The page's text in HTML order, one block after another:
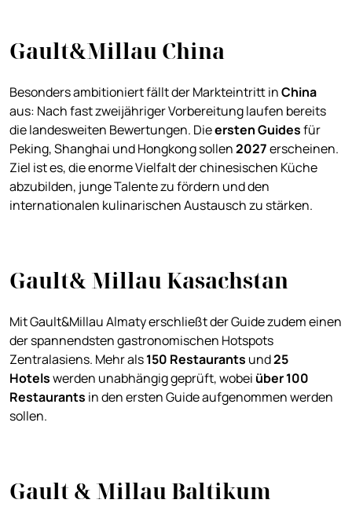
Gault&Millau China
Besonders ambitioniert fällt der Markteintritt inChina
aus: Nach fast zweijähriger Vorbereitung laufen bereits
die landesweiten Bewertungen. Dieersten Guidesfür
Peking, Shanghai und Hongkong sollen2027erscheinen.
Ziel ist es, die enorme Vielfalt der chinesischen Küche
abzubilden, junge Talente zu fördern und den
internationalen kulinarischen Austausch zu stärken.
Gault& Millau Kasachstan
Mit Gault&Millau Almaty erschließt der Guide zudem einen
der spannendsten gastronomischen Hotspots
Zentralasiens. Mehr als150 Restaurants und25
Hotelswerden unabhängig geprüft, wobei über 100
Restaurants in den ersten Guide aufgenommen werden
sollen.
Gault & Millau Baltikum